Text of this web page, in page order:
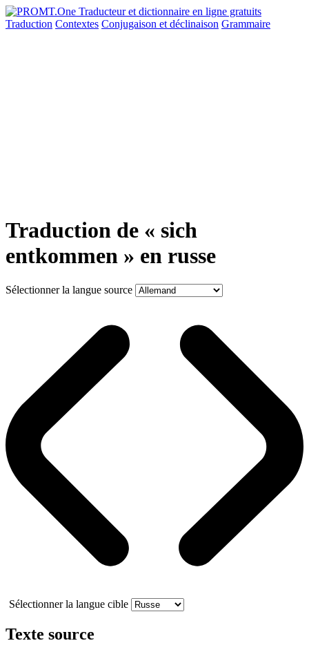
Traduction Contextes Conjugaison et déclinaison Grammaire
Traduction de « sich
entkommen » en russe
Sélectionner la langue source
Sélectionner la langue cible
Texte source